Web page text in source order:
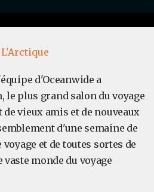
L'Arctique
d'Oceanwide a
plus grand salon du voyage
vieux amis et de nouveaux
d'une semaine de
et de toutes sortes de
monde du voyage